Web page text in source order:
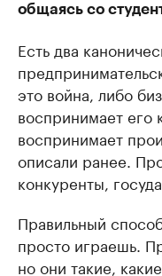
общаясь со
Есть два
это война, либо
воспринимает его
воспринимает
описали ранее.
конкуренты,
Правильный
просто играешь.
но они такие,